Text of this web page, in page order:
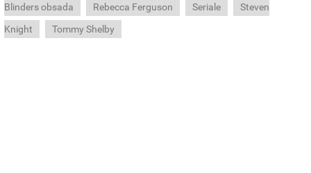
Blinders obsada
Rebecca Ferguson Seriale
Steven
Knight
Tommy Shelby